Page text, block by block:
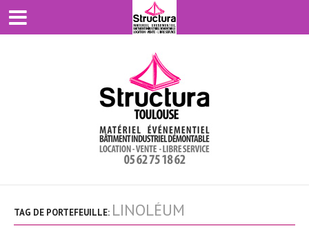
TAG DE PORTEFEUILLE: LINOLÉUM